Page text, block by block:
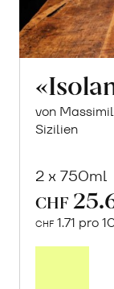
von
Sizilien
2 x 750ml
CHF
CHF 1.71 pro